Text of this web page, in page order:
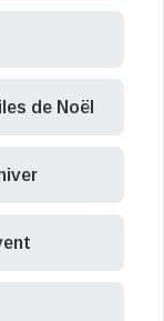
de Noël